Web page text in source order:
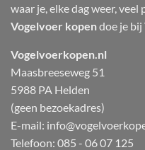
waar je, elke dag weer, veel
Vogelvoer kopendoe je
Vogelvoerkopen.nl
Maasbreeseweg 51
5988 PA Helden
(geen bezoekadres)
E-mail:
Telefoon: 085 - 06 07 125